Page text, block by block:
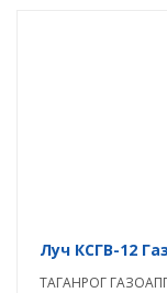
Луч КСГВ-12
ТАГАНРОГ